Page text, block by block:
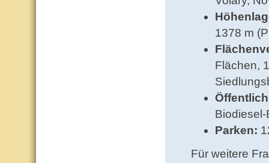
1378 m
Flächen,
Parken:
Für weitere